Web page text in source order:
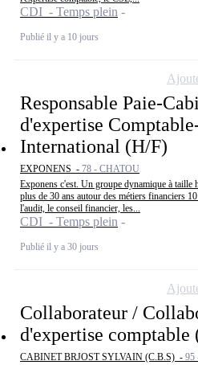
CDI - Temps plein
Publié il y a 10 jours
Responsable Paie-
d'expertise
International (H/F)
EXPONENS - 78 - CHATOU
Exponens c'est. Un groupe dynamique à taille
plus de 30 ans autour des métiers financiers
l'audit, le conseil financier, les...
CDI - Temps plein
Publié il y a 30 jours
Collaborateur /
d'expertise comptable
CABINET BRJOST SYLVAIN (C.B.S) - 95